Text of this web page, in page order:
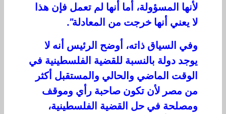
لأنها المسؤولة، أما أنها لم تعمل فإن هذا
لا يعني أنها خرجت من المعادلة”.
وفي السياق ذاته، أوضح الرئيس أنه لا
يوجد دولة بالنسبة للقضية الفلسطينية في
الوقت الماضي والحالي والمستقبل أكثر
من مصر لأن تكون صاحبة رأي وموقف
ومصلحة في حل القضية الفلسطينية،